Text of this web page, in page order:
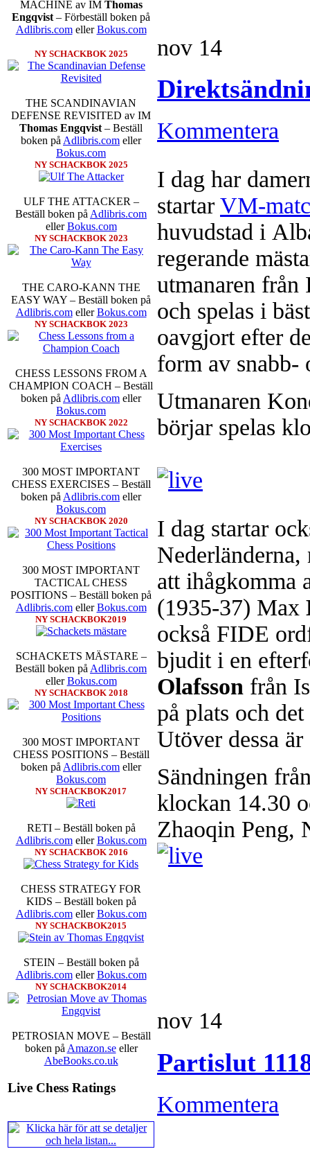
MACHINE av IM Thomas
Engqvist – Förbeställ boken på
Adlibris.comellerBokus.com
NY SCHACKBOK 2025
THE SCANDINAVIAN
DEFENSE REVISITED av IM
Thomas Engqvist – Beställ
boken på Adlibris.com eller
Bokus.com
NY SCHACKBOK 2025
ULF THE ATTACKER –
Beställ boken på Adlibris.com
ellerBokus.com
NY SCHACKBOK 2023
THE CARO-KANN THE
EASY WAY – Beställ boken på
Adlibris.comellerBokus.com
NY SCHACKBOK 2023
CHESS LESSONS FROM A
CHAMPION COACH – Beställ
boken på Adlibris.com eller
Bokus.com
NY SCHACKBOK 2022
300 MOST IMPORTANT
CHESS EXERCISES – Beställ
boken på Adlibris.com eller
Bokus.com
NY SCHACKBOK 2020
300 MOST IMPORTANT
TACTICAL CHESS
POSITIONS – Beställ boken på
Adlibris.comellerBokus.com
NY SCHACKBOK2019
SCHACKETS MÄSTARE –
Beställ boken på Adlibris.com
ellerBokus.com
NY SCHACKBOK 2018
300 MOST IMPORTANT
CHESS POSITIONS – Beställ
boken på Adlibris.com eller
Bokus.com
NY SCHACKBOK2017
RETI – Beställ boken på
Adlibris.comellerBokus.com
NY SCHACKBOK 2016
CHESS STRATEGY FOR
KIDS – Beställ boken på
Adlibris.comellerBokus.com
NY SCHACKBOK2015
STEIN – Beställ boken på
Adlibris.comellerBokus.com
NY SCHACKBOK2014
PETROSIAN MOVE – Beställ
boken på Amazon.seeller
AbeBooks.co.uk
Live Chess Ratings
som för övrigt är den starkaste i
möten:Ding Liren-Wesley
Karjakin-Shakhrijar
inte ha tagit de snabbare
göra denna gång om han inte
skriverier i norsk massmedia
schack. Enligt Carlsen är det
saknar dock tyvärr dragserie
Idag börjar
Smith, IM Linus
Erik Blomqvist-IM Michael
segern. En farlig uppstickare
sådant jämnt SM och detta
FM Harald Lögdahl-IM
Lindberg-Anders Wengholm,
Ernst.Mitt stalltips är att
En svensk schackbok -
äntligen skrivits om Ulf
Västerås visade ett genuint
alltmer betraktats som en sport
Andra populära kategorier är
Robert Okpu har tillsammans
och den har sänts till
djupintervjuer med
Okpu och
också en fotodel med
de som gillar biografier, de
de som vill se de nya
arrangeras en parturnering i
Jonas Dahlgren
nov 14
Kommentera
I dag har
startar VM-
huvudstad i
regerande
utmanaren
och spelas i
oavgjort efter
form av snabb-
Utmanaren
börjar spelas
I dag startar
att ihågkomma
(1935-37) Max
också FIDE
bjudit i en
Olafsson från
på plats och
Utöver dessa
Sändningen
klockan 14.30
Zhaoqin Peng,
nov 14
Partislut
Kommentera